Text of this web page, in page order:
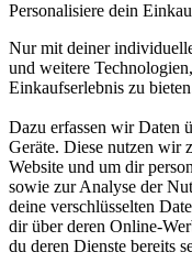
Personalisiere dein
Nur mit deiner
und weitere
Einkaufserlebnis zu
Dazu erfassen wir Daten
Geräte. Diese nutzen wir
Website und um dir
sowie zur Analyse der
deine verschlüsselten
dir über deren Online-
du deren Dienste bereits